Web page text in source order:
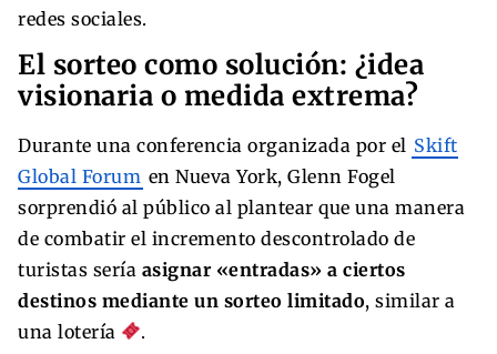
redes sociales.
El sorteo como solución: ¿idea
visionaria o medida extrema?
Durante una conferencia organizada por el Skift
Global Forum en Nueva York, Glenn Fogel
sorprendió al público al plantear que una manera
de combatir el incremento descontrolado de
turistas sería asignar «entradas» a ciertos
destinos mediante un sorteo limitado, similar a
una lotería
.